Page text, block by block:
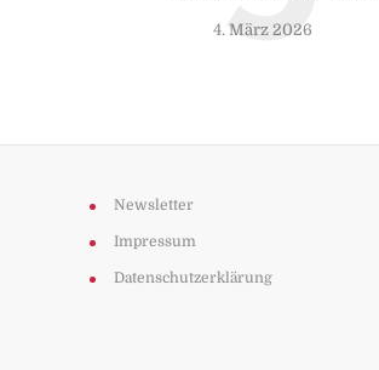
4. März 2026
Newsletter
Impressum
Datenschutzerklärung